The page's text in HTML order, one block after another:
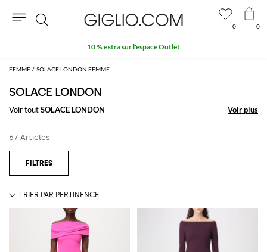
FEMME SOLACE LONDON FEMME
SOLACE LONDON
Voir toutSOLACE LONDON Voir plus
Voir plus
67 Articles
0 0
Rechercher
10 % extra sur l'espace Outlet